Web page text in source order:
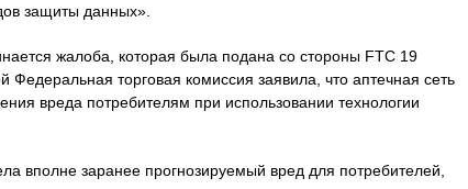
защиты данных».
жалоба, которая была подана со стороны FTC 19
торговая комиссия заявила, что аптечная сеть
вреда потребителям при использовании технологии
вполне заранее прогнозируемый вред для потребителей,